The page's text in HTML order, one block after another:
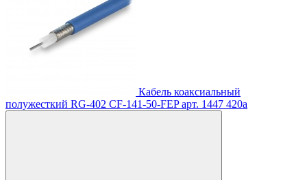
Кабель коаксиальный
полужесткий RG-402 CF-141-50-FEP арт. 1447 420a